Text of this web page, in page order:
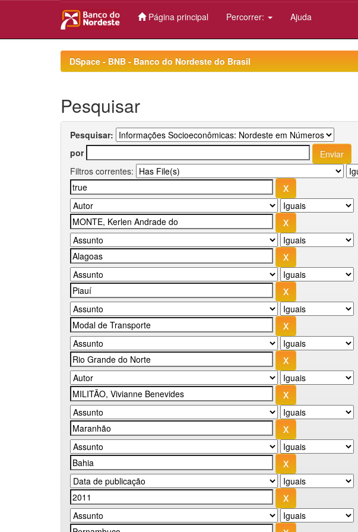
Página principal Percorrer: Ajuda
DSpace - BNB - Banco do Nordeste do Brasil
Pesquisar
Pesquisar:
por
Filtros correntes: